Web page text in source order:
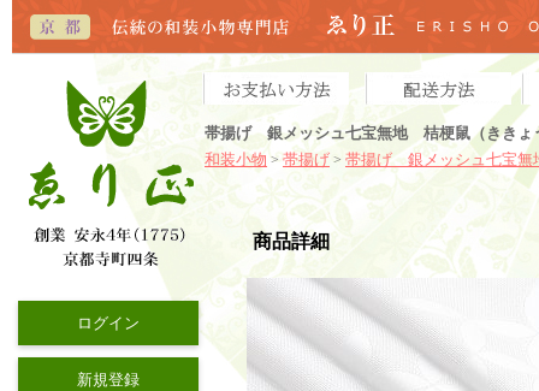
帯揚げ 銀メッシュ七宝無地 桔梗鼠（ききょ
和装小物 > 帯揚げ > 帯揚げ 銀メッシュ七宝無
ログイン
新規登録
商品詳細